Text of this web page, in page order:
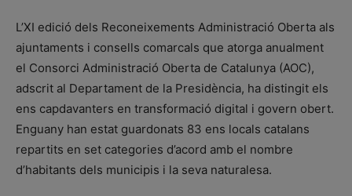
L’XI edició dels Reconeixements Administració Oberta als
ajuntaments i consells comarcals que atorga anualment
el Consorci Administració Oberta de Catalunya (AOC),
adscrit al Departament de la Presidència, ha distingit els
ens capdavanters en transformació digital i govern obert.
Enguany han estat guardonats 83 ens locals catalans
repartits en set categories d’acord amb el nombre
d’habitants dels municipis i la seva naturalesa.